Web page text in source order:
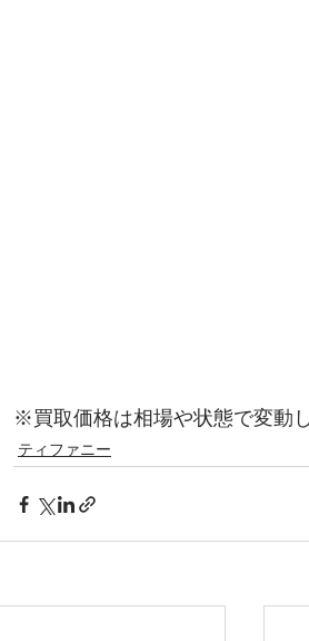
※買取価格は相場や状態で変動
ティファニー